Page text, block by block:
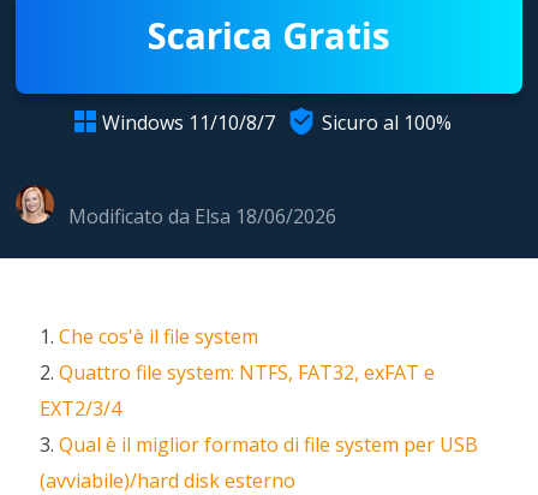
Scarica Gratis
 Windows 11/10/8/7  Sicuro al 100%
Modificato da Elsa 18/06/2026
1.Che cos'è il file system
2.Quattro file system: NTFS, FAT32, exFAT e
EXT2/3/4
3.Qual è il miglior formato di file system per USB
(avviabile)/hard disk esterno